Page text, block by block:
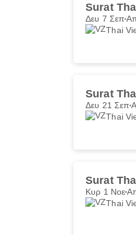
Surat
Δευ 7 Σεπ
Thai
Surat
Δευ 21 Σεπ
Thai
Surat
Κυρ 1 Νοε
Thai